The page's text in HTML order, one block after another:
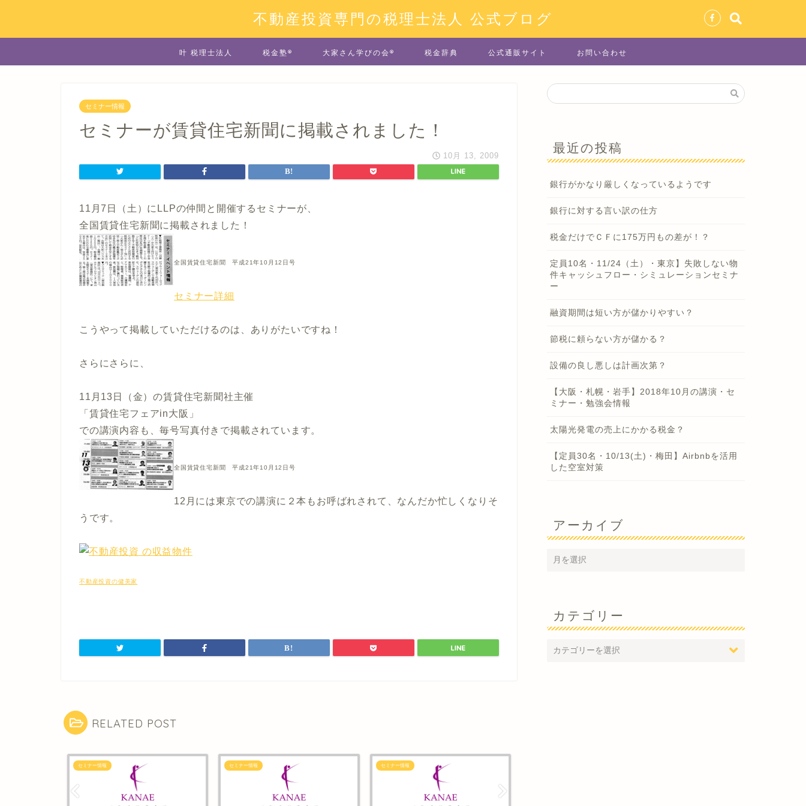
不動産投資専門の税理士法人 公式ブログ
叶 税理士法人 税金塾® 大家さん学びの会® 税金辞典 公式通販サイト お問い合わせ
セミナー情報
セミナーが賃貸住宅新聞に掲載されました！
10月 13, 2009
11月7日（土）にLLPの仲間と開催するセミナーが、
全国賃貸住宅新聞に掲載されました！
全国賃貸住宅新聞 平成21年10月12日号
セミナー詳細
こうやって掲載していただけるのは、ありがたいですね！
さらにさらに、
11月13日（金）の賃貸住宅新聞社主催
「賃貸住宅フェアin大阪」
での講演内容も、毎号写真付きで掲載されています。
全国賃貸住宅新聞 平成21年10月12日号
12月には東京での講演に２本もお呼ばれされて、なんだか忙しくなりそ
うです。
不動産投資の健美家
RELATED POST
セミナー情報 セミナー情報 セミナー情報
最近の投稿
銀行がかなり厳しくなっているようです
銀行に対する言い訳の仕方
税金だけでＣＦに175万円もの差が！？
定員10名・11/24（土）・東京】失敗しない物
件キャッシュフロー・シミュレーションセミナ
ー
融資期間は短い方が儲かりやすい？
節税に頼らない方が儲かる？
設備の良し悪しは計画次第？
【大阪・札幌・岩手】2018年10月の講演・セ
ミナー・勉強会情報
太陽光発電の売上にかかる税金？
【定員30名・10/13(土)・梅田】Airbnbを活用
した空室対策
アーカイブ
カテゴリー